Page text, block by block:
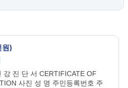
원)
강 진 단 서 CERTIFICATE OF
사진 성 명 주민등록번호 주